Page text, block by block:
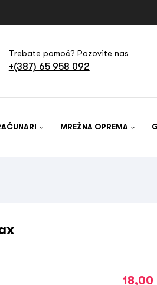
Trebate pomoć? Pozovite nas
+(387) 65 958 092
MREŽNA OPREMA
18,00